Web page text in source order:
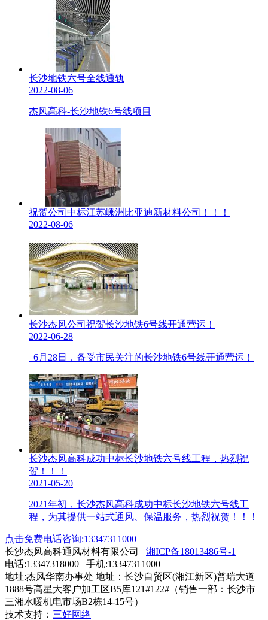
长沙地铁六号全线通轨
2022-08-06
杰风高科-长沙地铁6号线项目
祝贺公司中标江苏嵊洲比亚迪新材料公司！！！
2022-08-06
长沙杰风公司祝贺长沙地铁6号线开通营运！
2022-06-28
6月28日，备受市民关注的长沙地铁6号线开通营运！
长沙杰风高科成功中标长沙地铁六号线工程，热烈祝
贺！！！
2021-05-20
2021年初，长沙杰风高科成功中标长沙地铁六号线工
程，为其提供一站式通风、保温服务，热烈祝贺！！！
点击免费电话咨询:13347311000
长沙杰风高科通风材料有限公司 湘ICP备18013486号-1
电话:13347318000 手机:13347311000
地址:杰风华南办事处 地址：长沙自贸区(湘江新区)普瑞大道
1888号高星大客户加工区B5库121#122#（销售一部：长沙市
三湘水暖机电市场B2栋14-15号）
技术支持： 三好网络